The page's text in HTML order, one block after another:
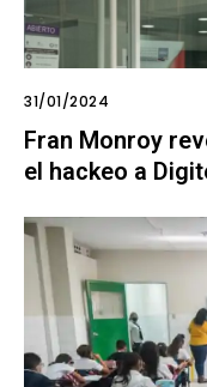
31/01/2024
Fran Monroy
el hackeo a